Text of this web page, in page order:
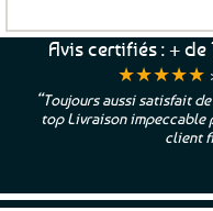
Avis certifiés : + de
★★★★★
“Toujours aussi satisfait
top Livraison impeccable
client